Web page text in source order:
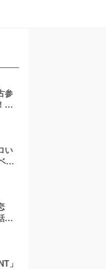
参
現
い
ッ
ネ
」